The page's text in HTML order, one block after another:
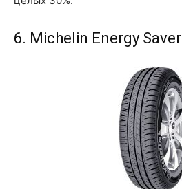
6. Michelin Energy Saver